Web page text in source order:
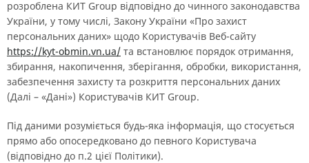
розроблена КИТ Group відповідно до чинного законодавства
України, у тому числі, Закону України «Про захист
персональних даних» щодо Користувачів Веб-сайту
https://kyt-obmin.vn.ua/ та встановлює порядок отримання,
збирання, накопичення, зберігання, обробки, використання,
забезпечення захисту та розкриття персональних даних
(Далі – «Дані») Користувачів КИТ Group.
Під даними розуміється будь-яка інформація, що стосується
прямо або опосередковано до певного Користувача
(відповідно до п.2 цієї Політики).